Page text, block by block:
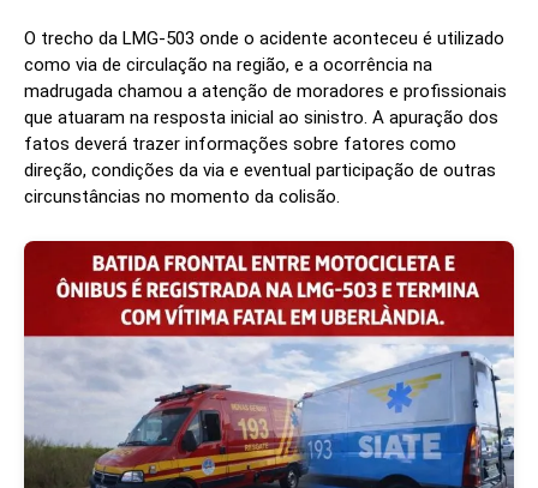
O trecho da LMG-503 onde o acidente aconteceu é utilizado
como via de circulação na região, e a ocorrência na
madrugada chamou a atenção de moradores e profissionais
que atuaram na resposta inicial ao sinistro. A apuração dos
fatos deverá trazer informações sobre fatores como
direção, condições da via e eventual participação de outras
circunstâncias no momento da colisão.